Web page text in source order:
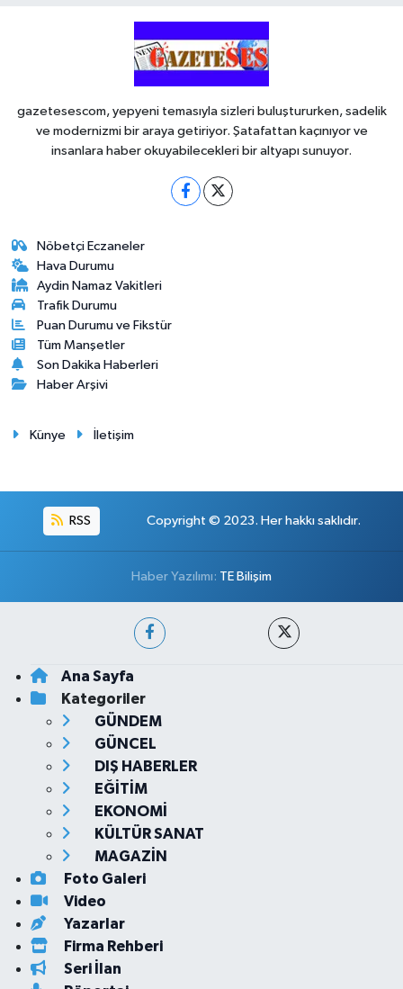
gazetesescom, yepyeni temasıyla sizleri buluştururken, sadelik
ve modernizmi bir araya getiriyor. Şatafattan kaçınıyor ve
insanlara haber okuyabilecekleri bir altyapı sunuyor.
Nöbetçi Eczaneler
Hava Durumu
Aydin Namaz Vakitleri
Trafik Durumu
Puan Durumu ve Fikstür
Tüm Manşetler
Son Dakika Haberleri
Haber Arşivi
Künye İletişim
RSS Copyright © 2023. Her hakkı saklıdır.
Haber Yazılımı: TE Bilişim
Ana Sayfa
Kategoriler
GÜNDEM
GÜNCEL
DIŞ HABERLER
EĞİTİM
EKONOMİ
KÜLTÜR SANAT
MAGAZİN
Foto Galeri
Video
Yazarlar
Firma Rehberi
Seri İlan